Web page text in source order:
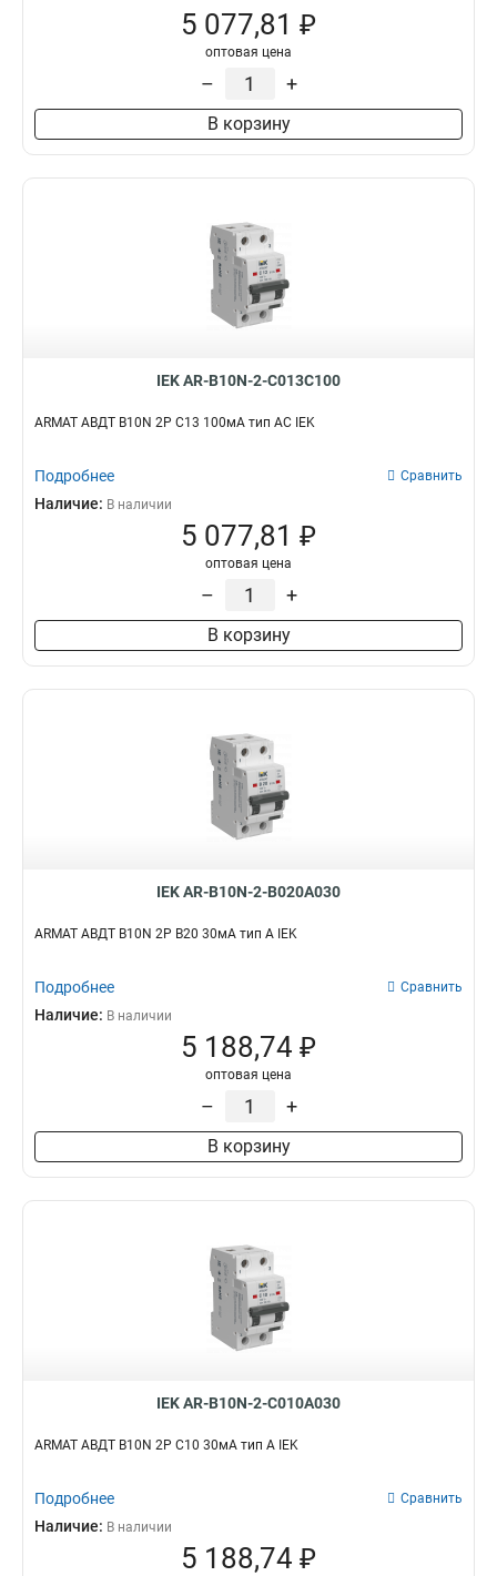
5 077,81 ₽
оптовая цена
– +
В корзину
IEK AR-B10N-2-C013C100
ARMAT АВДТ B10N 2P C13 100мА тип AC IEK
Подробнее Сравнить
Наличие: В наличии
5 077,81 ₽
оптовая цена
– +
В корзину
IEK AR-B10N-2-B020A030
ARMAT АВДТ B10N 2P B20 30мА тип A IEK
Подробнее Сравнить
Наличие: В наличии
5 188,74 ₽
оптовая цена
– +
В корзину
IEK AR-B10N-2-C010A030
ARMAT АВДТ B10N 2P C10 30мА тип A IEK
Подробнее Сравнить
Наличие: В наличии
5 188,74 ₽